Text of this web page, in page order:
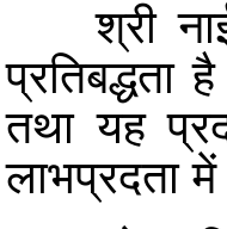
श्री
तथा यह
लाभप्रदता